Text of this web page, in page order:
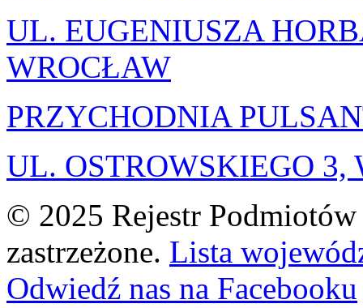
UL. EUGENIUSZA
WROCŁAW
PRZYCHODNIA
UL. OSTROWSKIEGO 3,
© 2025 Rejestr
zastrzeżone. Lista
Odwiedź nas na Facebooku